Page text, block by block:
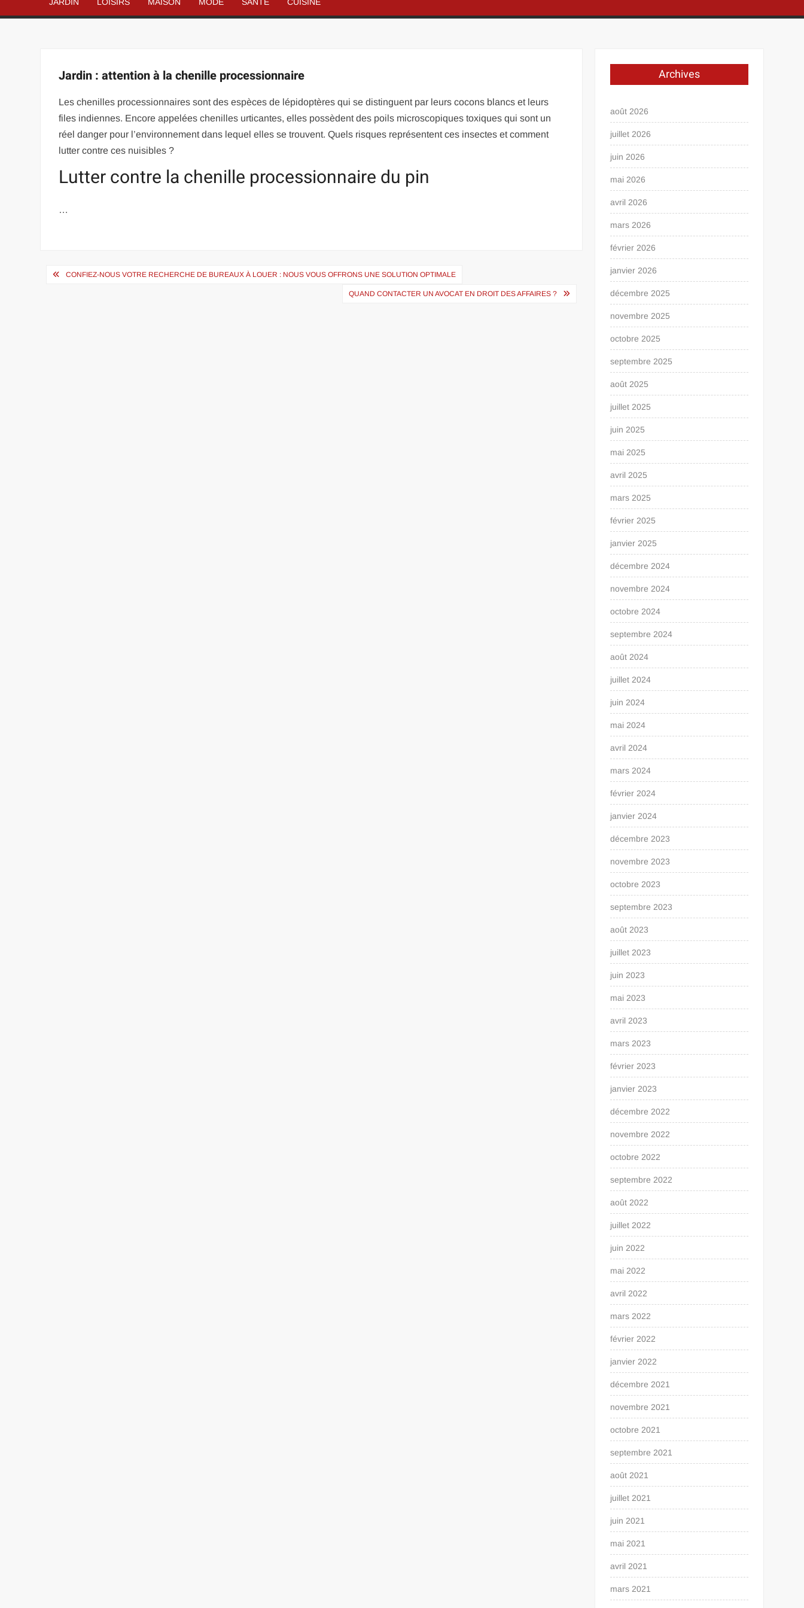
Jardin : attention à la chenille processionnaire
Les chenilles processionnaires sont des espèces de lépidoptères qui se distinguent par leurs cocons blancs et leurs
files indiennes. Encore appelées chenilles urticantes, elles possèdent des poils microscopiques toxiques qui sont un
réel danger pour l’environnement dans lequel elles se trouvent. Quels risques représentent ces insectes et comment
lutter contre ces nuisibles ?
Lutter contre la chenille processionnaire du pin
…
Navigation
CONFIEZ-NOUS VOTRE RECHERCHE DE BUREAUX À LOUER : NOUS VOUS OFFRONS UNE SOLUTION OPTIMALE
QUAND CONTACTER UN AVOCAT EN DROIT DES AFFAIRES ?
Archives
août 2026
juillet 2026
juin 2026
mai 2026
avril 2026
mars 2026
février 2026
janvier 2026
décembre 2025
novembre 2025
octobre 2025
septembre 2025
août 2025
juillet 2025
juin 2025
mai 2025
avril 2025
mars 2025
février 2025
janvier 2025
décembre 2024
novembre 2024
octobre 2024
septembre 2024
août 2024
juillet 2024
juin 2024
mai 2024
avril 2024
mars 2024
février 2024
janvier 2024
décembre 2023
novembre 2023
octobre 2023
septembre 2023
août 2023
juillet 2023
juin 2023
mai 2023
avril 2023
mars 2023
février 2023
janvier 2023
décembre 2022
novembre 2022
octobre 2022
septembre 2022
août 2022
juillet 2022
juin 2022
mai 2022
avril 2022
mars 2022
février 2022
janvier 2022
décembre 2021
novembre 2021
octobre 2021
septembre 2021
août 2021
juillet 2021
juin 2021
mai 2021
avril 2021
mars 2021